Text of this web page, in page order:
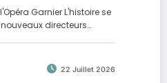
Garnier L'histoire se
nouveaux directeurs…
22 Juillet 2026